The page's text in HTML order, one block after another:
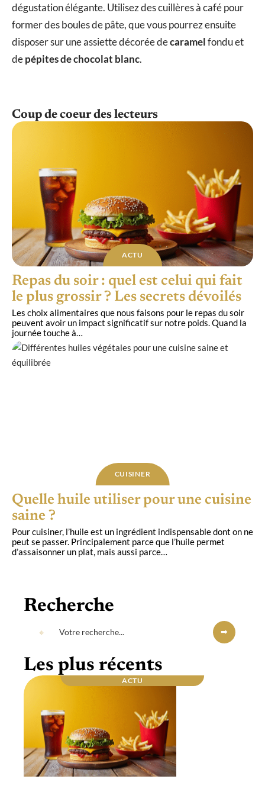
dégustation élégante. Utilisez des cuillères à café pour
former des boules de pâte, que vous pourrez ensuite
disposer sur une assiette décorée decaramelfondu et
depépites de chocolat blanc.
Coup de coeur des lecteurs
ACTU
Repas du soir : quel est celui qui fait
le plus grossir ? Les secrets dévoilés
Les choix alimentaires que nous faisons pour le repas du soir
peuvent avoir un impact significatif sur notre poids. Quand la
journée touche à…
CUISINER
Quelle huile utiliser pour une cuisine
saine ?
Pour cuisiner, l’huile est un ingrédient indispensable dont on ne
peut se passer. Principalement parce que l’huile permet
d’assaisonner un plat, mais aussi parce
Recherche
Les plus récents
ACTU